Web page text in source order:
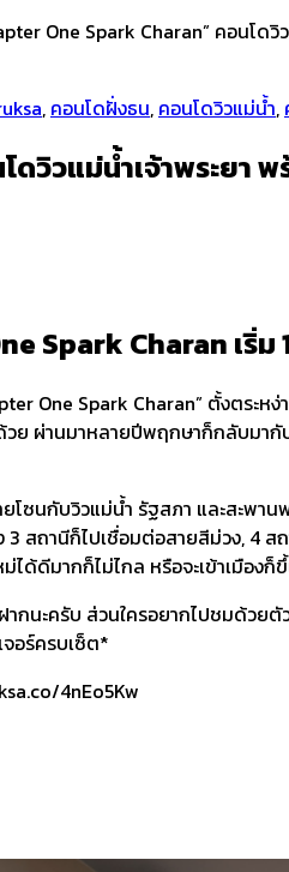
One Spark Charan” คอนโด
, คอนโดฝั่งธน, คอนโดวิวแม่น้ำ,
วิวแม่น้ำเจ้าพระยา
Spark Charan เริ่ม
One Spark Charan” ตั้งตระ
ผ่านมาหลายปีพฤกษาก็กลับมากั
ซนกับวิวแม่น้ำ รัฐสภา และสะพ
สถานีก็ไปเชื่อมต่อสายสีม่วง, 4
ได้ดีมากก็ไม่ไกล หรือจะเข้าเมือง
ากนะครับ ส่วนใครอยากไปชมด้
อร์ครบเซ็ต*
4nEo5Kw